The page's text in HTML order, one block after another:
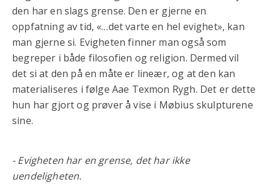
den har en slags grense. Den er gjerne en
oppfatning av tid, «…det varte en hel evighet», kan
man gjerne si. Evigheten finner man også som
begreper i både filosofien og religion. Dermed vil
det si at den på en måte er lineær, og at den kan
materialiseres i følge Aae Texmon Rygh. Det er dette
hun har gjort og prøver å vise i Møbius skulpturene
sine.
- Evigheten har en grense, det har ikke
uendeligheten.